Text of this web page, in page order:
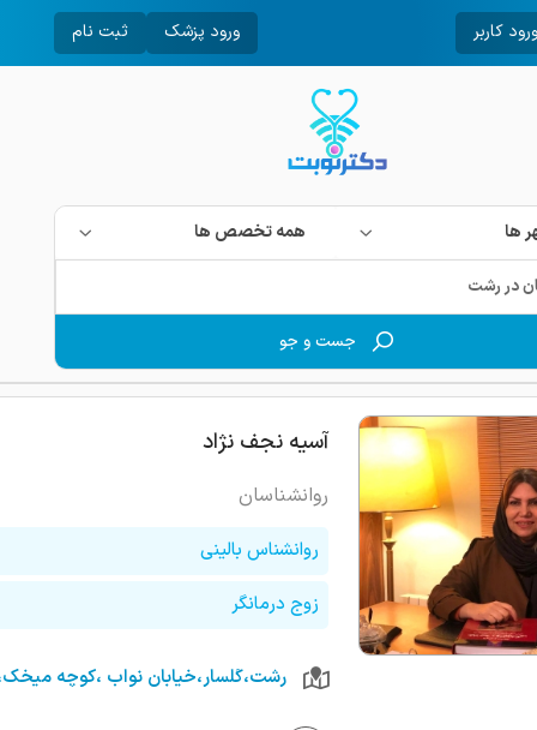
ورود کاربر ورود پزشک ثبت نام
ها همه تخصص ها
جست و جو
آسیه نجف نژاد
روانشناسان
روانشناس بالینی
زوج درمانگر